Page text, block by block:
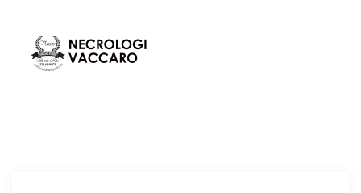
contenuto